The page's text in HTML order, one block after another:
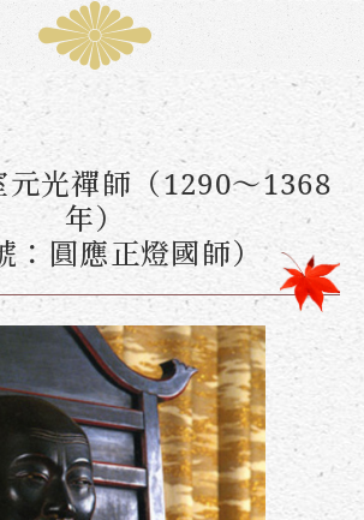
光禪師（1290～1368
年）
：圓應正燈國師）